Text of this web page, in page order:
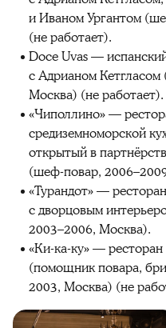
и Иваном Ургантом
(не работает).
Doce Uvas —
с Адрианом
Москва) (не работает).
«Чиполлино» —
средиземноморской
открытый в
(шеф-повар,
«Турандот» —
с дворцовым
2003–2006, Москва).
«Ки-ка-ку» —
(помощник повара,
2003, Москва) (не